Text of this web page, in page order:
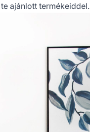
ajánlott termékeiddel.